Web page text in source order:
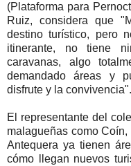
(Plataforma para
Ruiz, considera que
destino turístico, pero
itinerante, no tiene
caravanas, algo
demandado áreas y
disfrute y la convivencia".
El representante del
malagueñas como
Antequera ya tienen
cómo llegan nuevos